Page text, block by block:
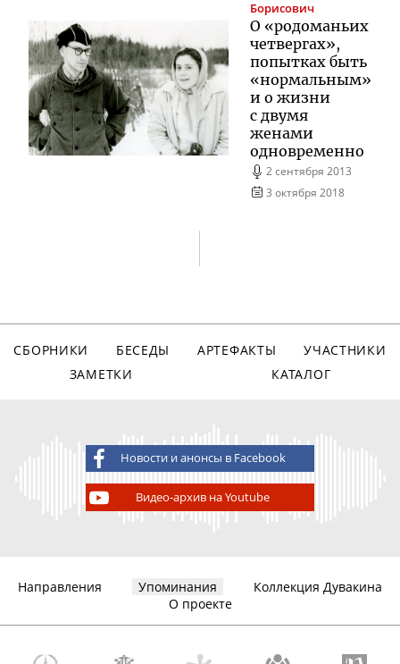
Борисович
О «родоманьих
четвергах»,
попытках быть
«нормальным»
и о жизни
с двумя
женами
одновременно
2 сентября 2013
3 октября 2018
СБОРНИКИ БЕСЕДЫ АРТЕФАКТЫ
УЧАСТНИКИ
ЗАМЕТКИ
КАТАЛОГ
Новости и анонсы в Facebook
Видео-архив на Youtube
Направления Упоминания
Коллекция Дувакина
О проекте